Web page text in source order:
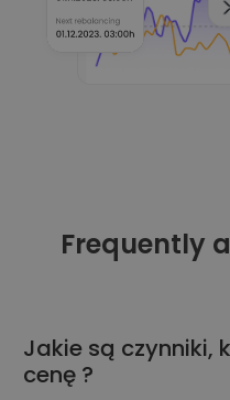
Frequently
Jakie są czynniki,
cenę ?